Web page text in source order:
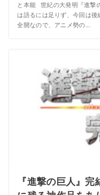
と本能 世紀の大発明『進撃
は語るには足りず、今回は
全開なので、アニメ勢の...
『進撃の巨人』